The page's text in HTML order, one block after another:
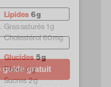
Lipides 6 g
Gras saturés 1 g
Cholestérol 60 mg
Glucides5 g
Fibres 0 g
Sucres 2 g